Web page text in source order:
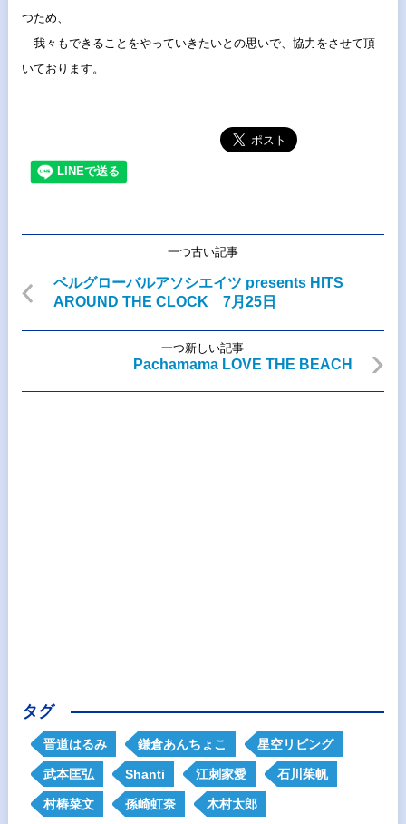
つため、
我々もできることをやっていきたいとの思いで、 協力をさせて頂
いております。
一つ古い記事
ベルグローバルアソシエイツ presents HITS
AROUND THE CLOCK 7月25日
一つ新しい記事
Pachamama LOVE THE BEACH
タグ
晋道はるみ 鎌倉あんちょこ 星空リビング
武本匡弘 Shanti 江刺家愛 石川茱帆
村椿菜文 孫崎虹奈 木村太郎